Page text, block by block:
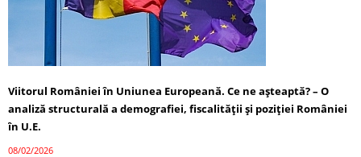
Viitorul României în Uniunea Europeană. Ce ne așteaptă? – O
analiză structurală a demografiei, fiscalității și poziției României
în U.E.
08/02/2026